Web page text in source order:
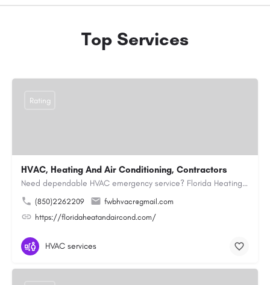
Top Services
HVAC, Heating And Air Conditioning, Contractors
Need dependable HVAC emergency service? Florida Heating and Air Conditioning LLC is ready to respond quickly…
(850)2262209
fwbhvacr@gmail.com
https://floridaheatandaircond.com/
Rating
HVAC services